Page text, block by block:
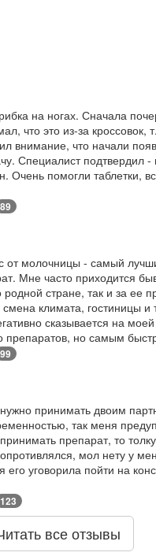
на ногах. Сначала
что это из-за кроссовок,
внимание, что начали
Специалист подтвердил -
Очень помогли таблетки,
89
от молочницы - самый
Мне часто приходится
родной стране, так и за ее
климата, гостиницы и
сказывается на
препаратов, но самым
99
принимать двоим
так меня
препарат, то
мол нету у
уговорила пойти на
123
все отзывы